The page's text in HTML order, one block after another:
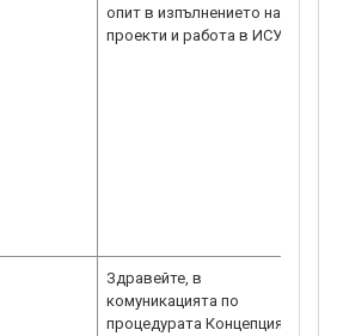
опит в изпълнението на
проекти и работа в ИСУН?
Здравейте, в
комуникацията по
процедурата Концепция за